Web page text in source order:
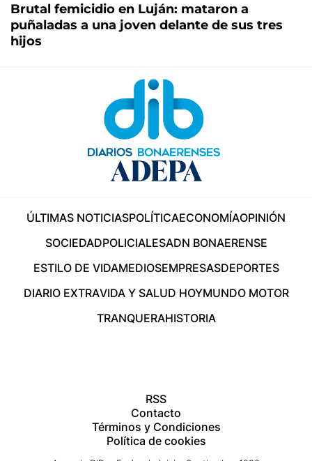
Brutal femicidio en Luján: mataron a
puñaladas a una joven delante de sus tres
hijos
ÚLTIMAS NOTICIASPOLÍTICAECONOMÍAOPINIÓN
SOCIEDADPOLICIALESADN BONAERENSE
ESTILO DE VIDAMEDIOSEMPRESASDEPORTES
DIARIO EXTRAVIDA Y SALUD HOYMUNDO MOTOR
TRANQUERAHISTORIA
RSS
Contacto
Términos y Condiciones
Política de cookies